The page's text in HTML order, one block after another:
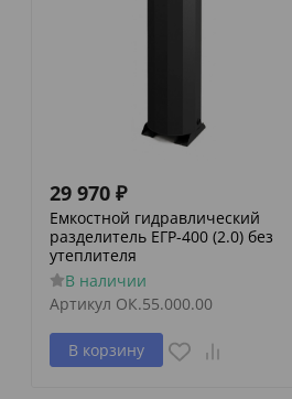
29 970 ₽
Емкостной гидравлический
разделитель ЕГР-400 (2.0) без
утеплителя
В наличии
Артикул ОК.55.000.00
В корзину